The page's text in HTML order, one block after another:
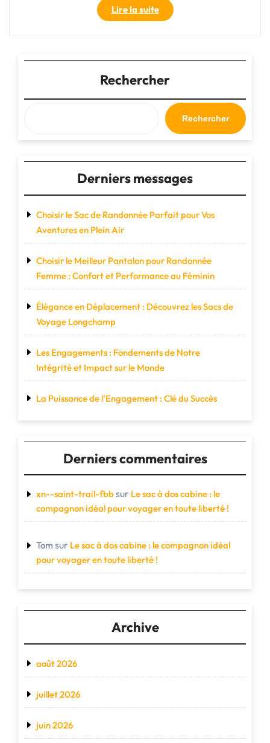
Lire la suite"Sacs
à
dos
randonnée
durables
:
L’alliance
parfaite
entre
de
l’environnement"
Rechercher
Rechercher
Derniers messages
Choisir le Sac de Randonnée Parfait pour Vos
Aventures en Plein Air
Choisir le Meilleur Pantalon pour Randonnée
Femme : Confort et Performance au Féminin
Élégance en Déplacement : Découvrez les Sacs de
Voyage Longchamp
Les Engagements : Fondements de Notre
Intégrité et Impact sur le Monde
La Puissance de l’Engagement : Clé du Succès
Derniers commentaires
xn--saint-trail-fbbsur Le sac à dos cabine : le
compagnon idéal pour voyager en toute liberté !
Tom sur Le sac à dos cabine : le compagnon idéal
pour voyager en toute liberté !
Archive
août 2026
juillet 2026
juin 2026